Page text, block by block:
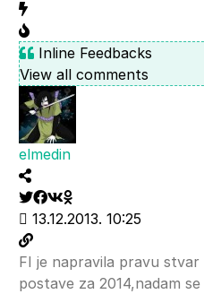
Inline Feedbacks
View all comments
elmedin
13.12.2013. 10:25
FI je napravila pravu
postave za 2014,nadam